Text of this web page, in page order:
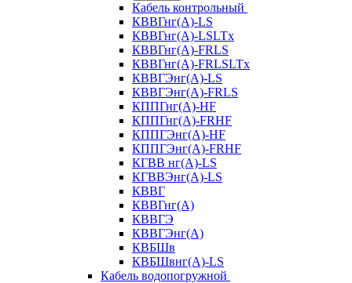
Кабель контрольный
КВВГнг(А)-LS
КВВГнг(А)-LSLTx
КВВГнг(А)-FRLS
КВВГнг(А)-FRLSLTx
КВВГЭнг(А)-LS
КВВГЭнг(А)-FRLS
КППГнг(А)-HF
КППГнг(А)-FRHF
КППГЭнг(А)-HF
КППГЭнг(А)-FRHF
КГВВ нг(А)-LS
КГВВЭнг(А)-LS
КВВГ
КВВГнг(А)
КВВГЭ
КВВГЭнг(А)
КВБШв
КВБШвнг(А)-LS
Кабель водопогружной